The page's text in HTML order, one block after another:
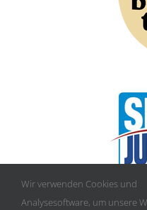
Wir verwenden Cookies und
Analysesoftware, um unsere